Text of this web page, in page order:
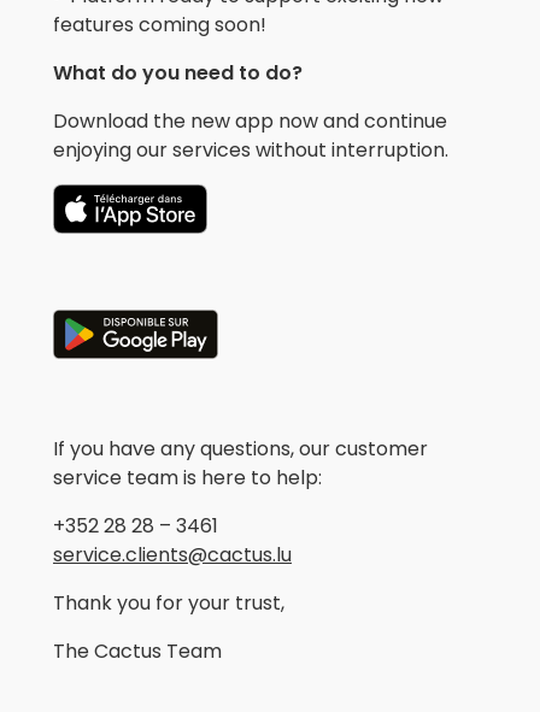
features coming soon!
What do you need to do?
Download the new app now and continue
enjoying our services without interruption.
If you have any questions, our customer
service team is here to help:
+352 28 28 – 3461
service.clients@cactus.lu
Thank you for your trust,
The Cactus Team